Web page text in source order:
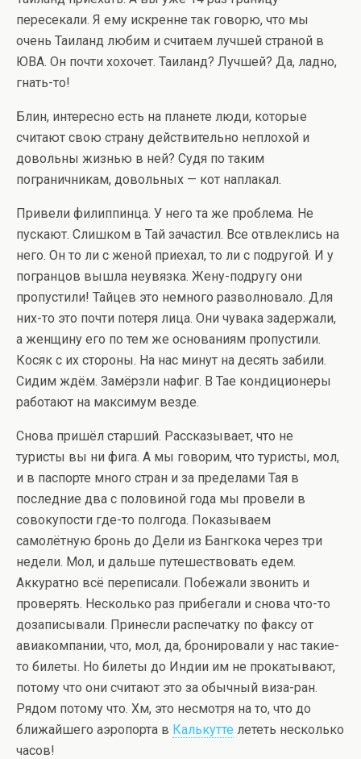
пересекали. Я ему искренне так говорю, что мы
очень Таиланд любим и считаем лучшей страной в
ЮВА. Он почти хохочет. Таиланд? Лучшей? Да, ладно,
гнать-то!
Блин, интересно есть на планете люди, которые
считают свою страну действительно неплохой и
довольны жизнью в ней? Судя по таким
пограничникам, довольных — кот наплакал.
Привели филиппинца. У него та же проблема. Не
пускают. Слишком в Тай зачастил. Все отвлеклись на
него. Он то ли с женой приехал, то ли с подругой. И у
погранцов вышла неувязка. Жену-подругу они
пропустили! Тайцев это немного разволновало. Для
них-то это почти потеря лица. Они чувака задержали,
а женщину его по тем же основаниям пропустили.
Косяк с их стороны. На нас минут на десять забили.
Сидим ждём. Замёрзли нафиг. В Тае кондиционеры
работают на максимум везде.
Снова пришёл старший. Рассказывает, что не
туристы вы ни фига. А мы говорим, что туристы, мол,
и в паспорте много стран и за пределами Тая в
последние два с половиной года мы провели в
совокупости где-то полгода. Показываем
самолётную бронь до Дели из Бангкока через три
недели. Мол, и дальше путешествовать едем.
Аккуратно всё переписали. Побежали звонить и
проверять. Несколько раз прибегали и снова что-то
дозаписывали. Принесли распечатку по факсу от
авиакомпании, что, мол, да, бронировали у нас такие-
то билеты. Но билеты до Индии им не прокатывают,
потому что они считают это за обычный виза-ран.
Рядом потому что. Хм, это несмотря на то, что до
ближайшего аэропорта в Калькутте лететь несколько
часов!